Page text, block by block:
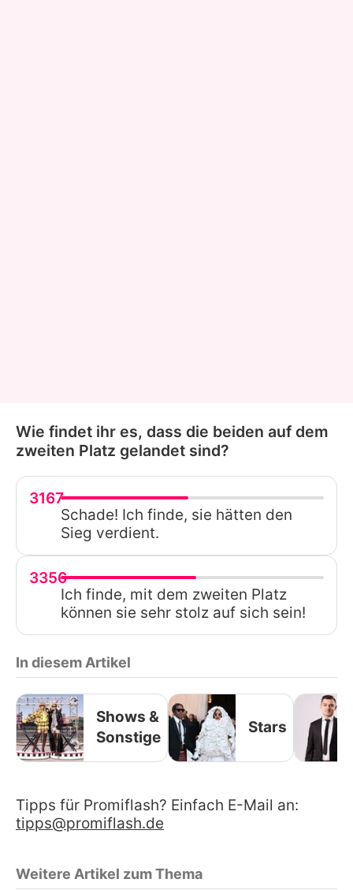
Wie findet ihr es, dass die beiden auf dem
zweiten Platz gelandet sind?
3167
Schade! Ich finde, sie hätten den
Sieg verdient.
3356
Ich finde, mit dem zweiten Platz
können sie sehr stolz auf sich sein!
In diesem Artikel
Shows &
Sonstige
Stars
Tipps für Promiflash? Einfach E-Mail an:
tipps@promiflash.de
Weitere Artikel zum Thema